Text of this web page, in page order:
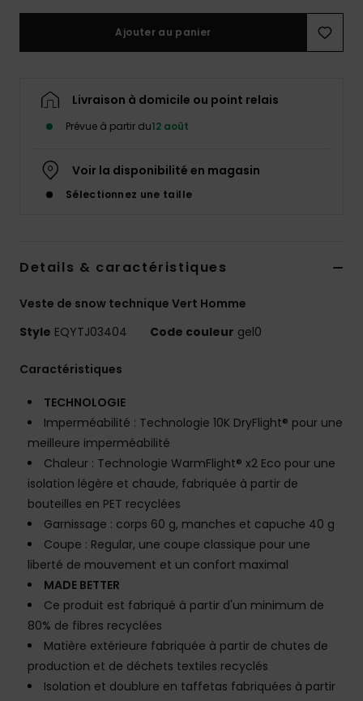
Ajouter au panier
Livraison à domicile ou point relais
Prévue à partir du12 août
Voir la disponibilité en magasin
Sélectionnez une taille
Details & caractéristiques
Veste de snow technique Vert Homme
Style EQYTJ03404 Code couleur gel0
Caractéristiques
TECHNOLOGIE
Imperméabilité : Technologie 10K DryFlight® pour une
meilleure imperméabilité
Chaleur : Technologie WarmFlight® x2 Eco pour une
isolation légère et chaude, fabriquée à partir de
bouteilles en PET recyclées
Garnissage : corps 60 g, manches et capuche 40 g
Coupe : Regular, une coupe classique pour une
liberté de mouvement et un confort maximal
MADE BETTER
Ce produit est fabriqué à partir d'un minimum de
80% de fibres recyclées
Matière extérieure fabriquée à partir de chutes de
production et de déchets textiles recyclés
Isolation et doublure en taffetas fabriquées à partir